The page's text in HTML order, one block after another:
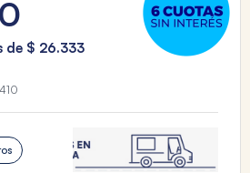
de $ 26.333